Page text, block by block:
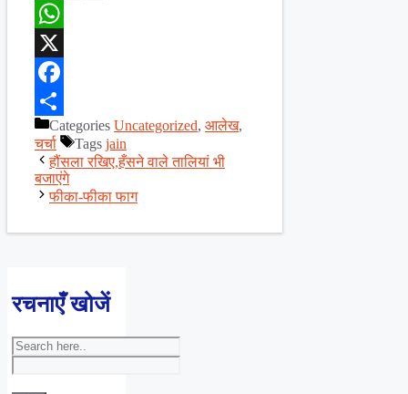
WhatsApp
X
Facebook
ShareCategories Uncategorized, आलेख,
चर्चा
Tags jain
हौंसला रखिए,हँसने वाले तालियां भी
बजाएंगे
फीका-फीका फाग
रचनाएँ खोजें